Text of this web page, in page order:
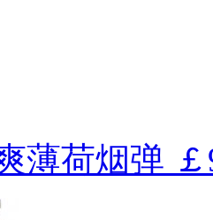
薄荷烟弹